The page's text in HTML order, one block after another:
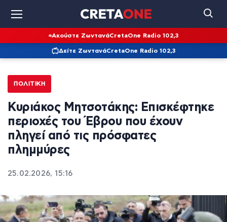
Ακούστε ΖωντανάCretaOne Radio 102,3
Δείτε ΖωντανάCretaOne Radio 102,3
ΠΟΛΙΤΙΚΉ
Kυριάκος Μητσοτάκης: Επισκέφτηκε
περιοχές του Έβρου που έχουν
πληγεί από τις πρόσφατες
πλημμύρες
25.02.2026, 15:16